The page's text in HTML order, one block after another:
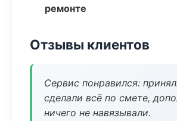
ремонте
Отзывы клиентов
Сервис понравился:
сделали всё по смете,
ничего не навязывали.